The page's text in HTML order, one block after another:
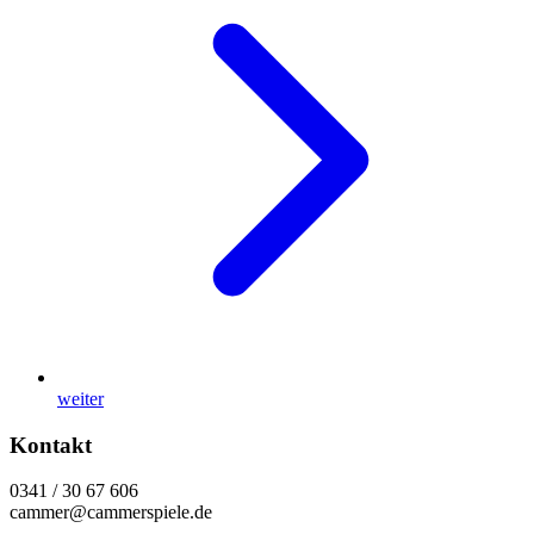
weiter
Kontakt
0341 / 30 67 606
cammer@cammerspiele.de